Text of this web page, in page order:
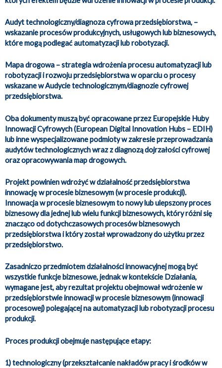
Audyt technologiczny/diagnoza cyfrowa przedsiębiorstwa, –
wskazanie procesów produkcyjnych, usługowych lub biznesowych,
które mogą podlegać automatyzacji lub robotyzacji.
Mapa drogowa – strategia wdrożenia procesu automatyzacji lub
robotyzacji i rozwoju przedsiębiorstwa w oparciu o procesy
wskazane w Audycie technologicznym/diagnozie cyfrowej
przedsiębiorstwa.
Oba dokumenty muszą być opracowane przez Europejskie Huby
Innowacji Cyfrowych (European Digital Innovation Hubs – EDIH)
lub inne wyspecjalizowane podmioty w zakresie przeprowadzania
audytów technologicznych wraz z diagnozą dojrzałości cyfrowej
oraz opracowywania map drogowych.
Projekt powinien wdrożyć w działalność przedsiębiorstwa
innowację w procesie biznesowym (w procesie produkcji).
Innowacja w procesie biznesowym to nowy lub ulepszony proces
biznesowy dla jednej lub wielu funkcji biznesowych, który różni się
znacząco od dotychczasowych procesów biznesowych
przedsiębiorstwa i który został wprowadzony do użytku przez
przedsiębiorstwo.
Zasadniczo przedmiotem działalności innowacyjnej mogą być
wszystkie funkcje biznesowe, jednak w kontekście Działania,
wymagane jest, aby rezultat projektu obejmował wdrożenie w
przedsiębiorstwie innowacji w procesie biznesowym (innowacji
procesowej) polegającej na automatyzacji lub robotyzacji procesu
produkcji.
Proces produkcji obejmuje następujące etapy:
1) technologiczny (przekształcanie nakładów pracy i środków w